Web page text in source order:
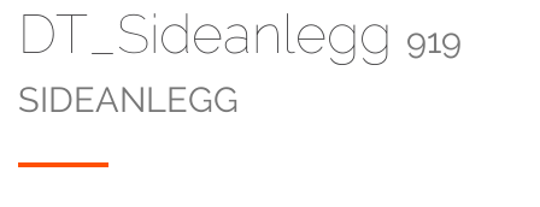
DT_Sideanlegg 919
SIDEANLEGG